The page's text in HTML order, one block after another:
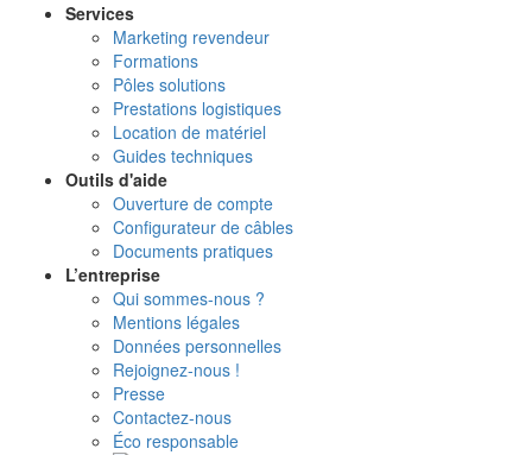
Services
Marketing revendeur
Formations
Pôles solutions
Prestations logistiques
Location de matériel
Guides techniques
Outils d'aide
Ouverture de compte
Configurateur de câbles
Documents pratiques
L’entreprise
Qui sommes-nous ?
Mentions légales
Données personnelles
Rejoignez-nous !
Presse
Contactez-nous
Éco responsable